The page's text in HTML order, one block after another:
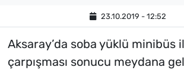
23.10.2019 - 12:52
Aksaray’da soba yüklü minibüs
çarpışması sonucu meydana